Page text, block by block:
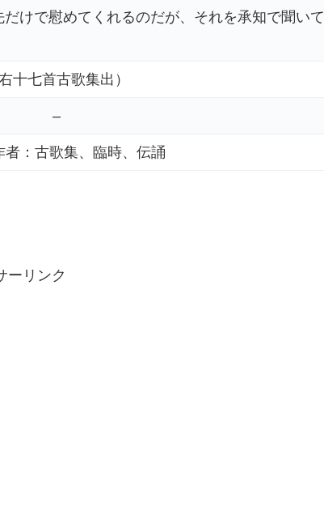
けで慰めてくれるのだが、それを承知で聞いて
右十七首古歌集出）
–
者：古歌集、臨時、伝誦
ーリンク